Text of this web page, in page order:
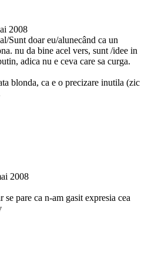
2008
Sunt doar eu/alunecând ca un
nu da bine acel vers, sunt /idee in
adica nu e ceva care sa curga.
blonda, ca e o precizare inutila (zic
2008
pare ca n-am gasit expresia cea